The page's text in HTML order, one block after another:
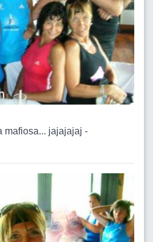
mafiosa... jajajajaj -